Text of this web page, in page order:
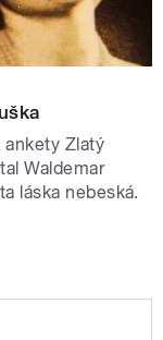
ankety Zlatý
Waldemar
láska nebeská.